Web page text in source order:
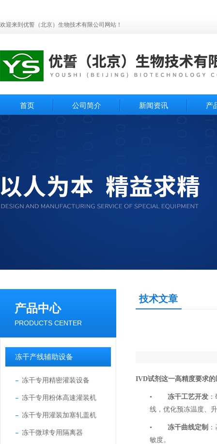
欢迎来到优誓（北京）生物技术有限公司网站！
首页 公司简介 新闻资讯 产
产品中心
PRODUCTS CENTER
冻干产线辅助设备
冻干专用精密灌装设备
冻干专用粉体高速灌装机
冻干专用灌装加塞轧盖机
冻干微球专用隔离器
技术文章
IVD试剂这一高精度要求
• 冻干工艺开发
线，优化预冻温度、
• 冻干曲线定制
敏度。